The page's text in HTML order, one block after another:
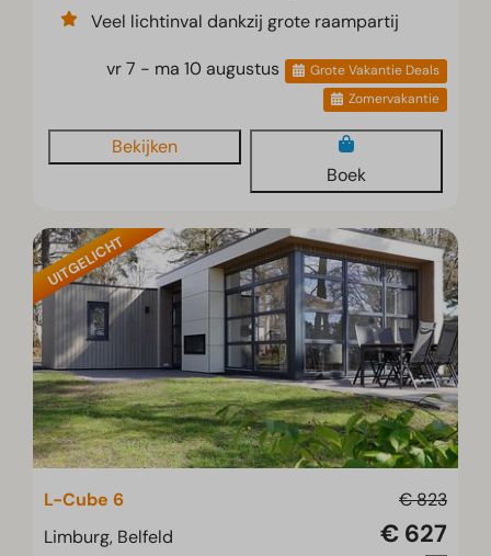
Veel lichtinval dankzij grote raampartij
vr 7 - ma 10 augustus
Grote Vakantie Deals
Zomervakantie
Bekijken
Boek
UITGELICHT
€ 823
€ 627
L-Cube 6
Limburg, Belfeld